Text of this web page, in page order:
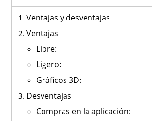
Ventajas y desventajas
Ventajas
Libre:
Ligero:
Gráficos 3D:
Desventajas
Compras en la aplicación: